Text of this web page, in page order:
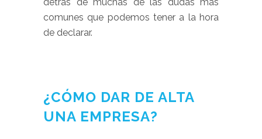
comunes que podemos tener a la hora
de declarar.
¿CÓMO DAR DE ALTA
UNA EMPRESA?